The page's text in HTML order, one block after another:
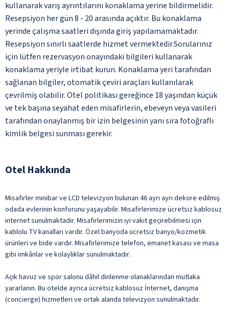
kullanarak varış ayrıntılarını konaklama yerine bildirmelidir.
Resepsiyon her gün 8 - 20 arasında açıktır. Bu konaklama
yerinde çalışma saatleri dışında giriş yapılamamaktadır.
Resepsiyon sınırlı saatlerde hizmet vermektedir.Sorularınız
için lütfen rezervasyon onayındaki bilgileri kullanarak
konaklama yeriyle irtibat kurun. Konaklama yeri tarafından
sağlanan bilgiler, otomatik çeviri araçları kullanılarak
çevrilmiş olabilir. Otel politikası gereğince 18 yaşından küçük
ve tek başına seyahat eden misafirlerin, ebeveyn veya vasileri
tarafından onaylanmış bir izin belgesinin yanı sıra fotoğraflı
kimlik belgesi sunması gerekir.
Otel Hakkında
Misafirler minibar ve LCD televizyon bulunan 46 ayrı ayrı dekore edilmiş
odada evlerinin konforunu yaşayabilir. Misafirlerimize ücretsiz kablosuz
internet sunulmaktadır. Misafirlerimizin iyi vakit geçirebilmesi için
kablolu TV kanalları vardır. Özel banyoda ücretsiz banyo/kozmetik
ürünleri ve bide vardır. Misafirlerimize telefon, emanet kasası ve masa
gibi imkânlar ve kolaylıklar sunulmaktadır.
Açık havuz ve spor salonu dâhil dinlenme olanaklarından mutlaka
yararlanın. Bu otelde ayrıca ücretsiz kablosuz İnternet, danışma
(concierge) hizmetleri ve ortak alanda televizyon sunulmaktadır.